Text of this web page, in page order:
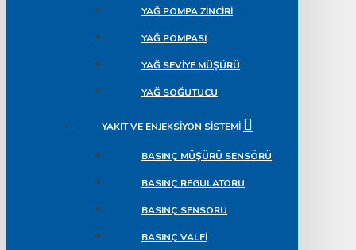
YAĞ POMPA ZINCIRI
YAĞ POMPASI
YAĞ SEVIYE MÜŞÜRÜ
YAĞ SOĞUTUCU
YAKIT VE ENJEKSIYON SISTEMI
BASINÇ MÜŞÜRÜ SENSÖRÜ
BASINÇ REGÜLATÖRÜ
BASINÇ SENSÖRÜ
BASINÇ VALFI